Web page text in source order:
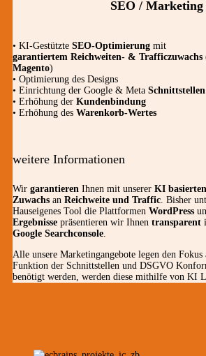
SEO / Marketing
• KI-Gestützte SEO-Optimierung mit
garantiertem Reichweiten- & Trafficzuwachs
Magento)
• Optimierung des Designs
• Einrichtung der Google & Meta Schnittstellen
• Erhöhung der Kundenbindung
• Erhöhung des Warenkorb-Wertes
weitere Informationen
Wir garantieren Ihnen mit unserer KI
Zuwachs an Reichweite und Traffic. Bisher
Hauseigenes Tool die Plattformen WordPress
Ergebnisse präsentieren wir Ihnen transparent
Google Searchconsole.
Alle unsere Marketingangebote legen den
Funktion der Schnittstellen und DSGVO
benötigt werden, werden diese mithilfe von KI